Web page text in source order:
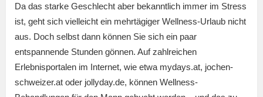
Da das starke Geschlecht aber bekanntlich immer im Stress
ist, geht sich vielleicht ein mehrtägiger Wellness-Urlaub nicht
aus. Doch selbst dann können Sie sich ein paar
entspannende Stunden gönnen. Auf zahlreichen
Erlebnisportalen im Internet, wie etwa mydays.at, jochen-
schweizer.at oder jollyday.de, können Wellness-